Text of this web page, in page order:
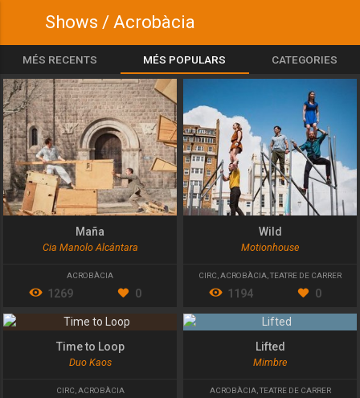
Shows / Acrobàcia
MÉS RECENTS MÉS POPULARS CATEGORIES
Maña
Cia Manolo Alcántara
ACROBÀCIA
1269 0
Wild
Motionhouse
CIRC ACROBÀCIA TEATRE DE CARRER
1194 0
Time to Loop
Duo Kaos
CIRC ACROBÀCIA
Lifted
Mimbre
ACROBÀCIA, TEATRE DE CARRER